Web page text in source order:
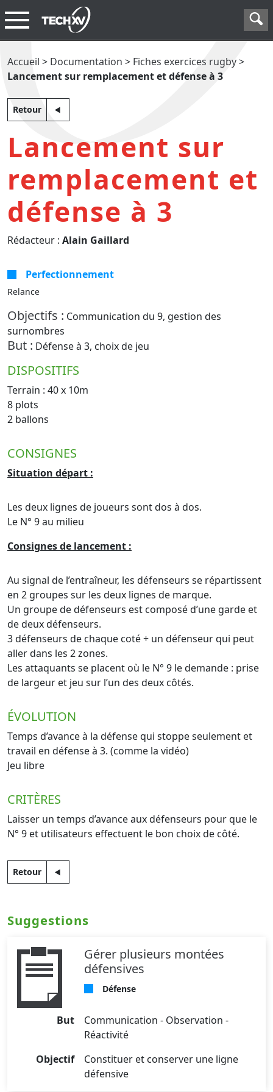
Accueil > Documentation > Fiches exercices rugby>
Lancement sur remplacement et défense à 3
Retour
Lancement sur
remplacement et
défense à 3
Rédacteur : Alain Gaillard
Perfectionnement
Relance
Objectifs : Communication du 9, gestion des
surnombres
But : Défense à 3, choix de jeu
DISPOSITIFS
Terrain : 40 x 10m
8 plots
2 ballons
CONSIGNES
Situation départ :
Les deux lignes de joueurs sont dos à dos.
Le N° 9 au milieu
Consignes de lancement :
Au signal de l’entraîneur, les défenseurs se répartissent
en 2 groupes sur les deux lignes de marque.
Un groupe de défenseurs est composé d’une garde et
de deux défenseurs.
3 défenseurs de chaque coté + un défenseur qui peut
aller dans les 2 zones.
Les attaquants se placent où le N° 9 le demande : prise
de largeur et jeu sur l’un des deux côtés.
ÉVOLUTION
Temps d’avance à la défense qui stoppe seulement et
travail en défense à 3. (comme la vidéo)
Jeu libre
CRITÈRES
Laisser un temps d’avance aux défenseurs pour que le
N° 9 et utilisateurs effectuent le bon choix de côté.
Retour
Suggestions
Gérer plusieurs montées
défensives
Défense
But
Communication - Observation -
Réactivité
Objectif
Constituer et conserver une ligne
défensive